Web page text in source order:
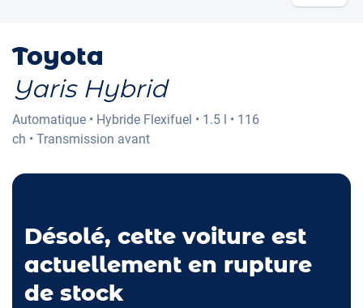
Toyota
Yaris Hybrid
Automatique • Hybride Flexifuel • 1.5 l • 116
ch • Transmission avant
Désolé, cette voiture est
actuellement en rupture
de stock